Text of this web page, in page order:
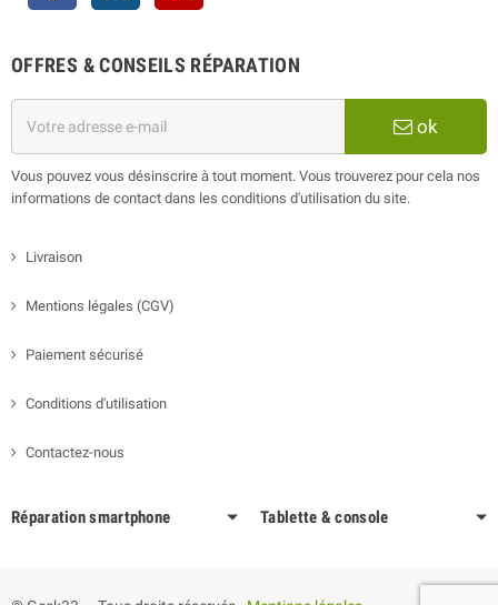
OFFRES & CONSEILS RÉPARATION
ok
Vous pouvez vous désinscrire à tout moment. Vous trouverez pour cela nos
informations de contact dans les conditions d'utilisation du site.
Livraison
Mentions légales (CGV)
Paiement sécurisé
Conditions d'utilisation
Contactez-nous
Réparation smartphone Tablette & console